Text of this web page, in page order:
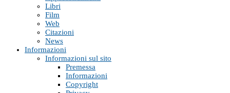
Libri
Film
Web
Citazioni
News
Informazioni
Informazioni sul sito
Premessa
Informazioni
Copyright